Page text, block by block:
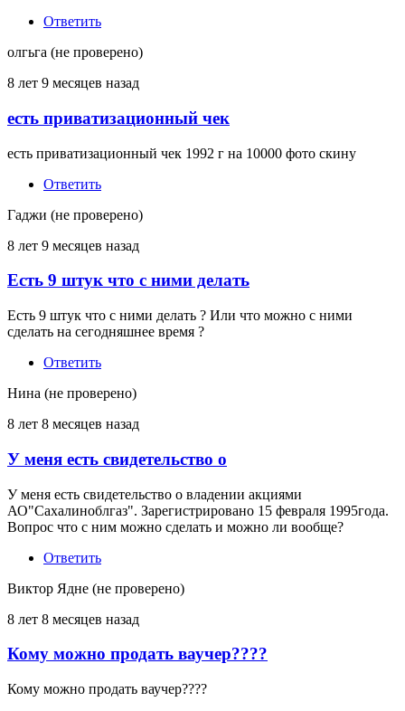
Ответить
олгьга (не проверено)
8 лет 9 месяцев назад
есть приватизационный чек
есть приватизационный чек 1992 г на 10000 фото скину
Ответить
Гаджи (не проверено)
8 лет 9 месяцев назад
Есть 9 штук что с ними делать
Есть 9 штук что с ними делать ? Или что можно с ними
сделать на сегодняшнее время ?
Ответить
Нина (не проверено)
8 лет 8 месяцев назад
У меня есть свидетельство о
У меня есть свидетельство о владении акциями
АО"Сахалиноблгаз". Зарегистрировано 15 февраля 1995года.
Вопрос что с ним можно сделать и можно ли вообще?
Ответить
Виктор Ядне (не проверено)
8 лет 8 месяцев назад
Кому можно продать ваучер????
Кому можно продать ваучер????